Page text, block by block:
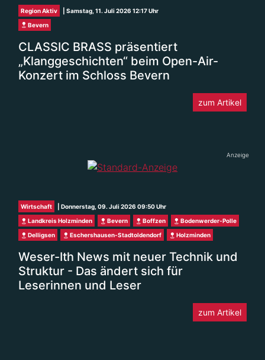
Region Aktiv
| Samstag, 11. Juli 2026 12:17 Uhr
Bevern
CLASSIC BRASS präsentiert
„Klanggeschichten“ beim Open-Air-
Konzert im Schloss Bevern
zum Artikel
Anzeige
Wirtschaft
| Donnerstag, 09. Juli 2026 09:50 Uhr
Landkreis Holzminden
Bevern Boffzen
Bodenwerder-Polle
Delligsen
Eschershausen-Stadtoldendorf Holzminden
Weser-Ith News mit neuer Technik und
Struktur - Das ändert sich für
Leserinnen und Leser
zum Artikel